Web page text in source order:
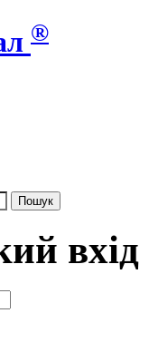
®
вхід